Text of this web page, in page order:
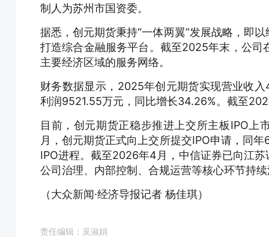
制人为苏州市国资委。
据悉，创元期货秉持“一体两翼”发展战略，即
打造综合金融服务平台。截至2025年末，公司
主要经济区域的服务网络。
财务数据显示，2025年创元期货实现营业收
利润9521.55万元，同比增长34.26%。截至
目前，创元期货正稳步推进上交所主板IPO
月，创元期货正式向上交所提交IPO申请，同
IPO进程。截至2026年4月，中信证券已向江
公司治理、内部控制、合规运营等核心环节持
（大众新闻·经济导报记者 杨佳琪）
责任编辑：吴淑娟